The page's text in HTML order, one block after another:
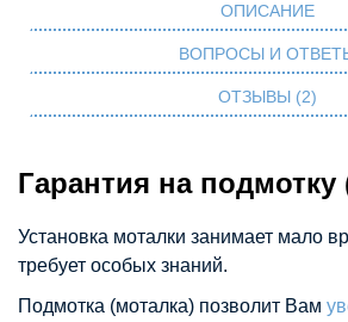
ОПИСАНИЕ
ВОПРОСЫ И
ОТЗЫВЫ (2)
Гарантия на подмотку
Установка моталки занимает мало
требует особых знаний.
Подмотка (моталка) позволит Вам